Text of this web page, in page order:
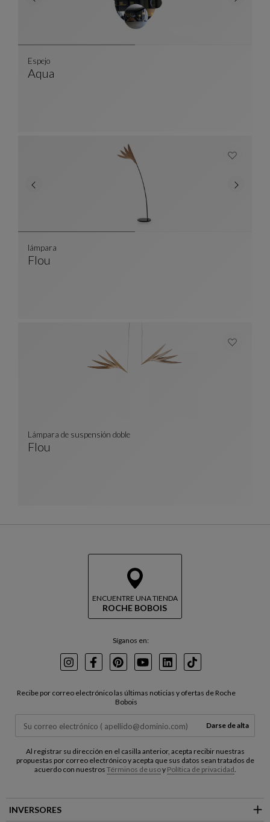
Aqua
Espejo
Flou
lámpara
Flou
Lámpara de suspensión doble
ENCUENTRE UNA TIENDA
ROCHE BOBOIS
Síganos en:
InstagramFacebookPinterest
YoutubeLinkedInTikTok
Recibe por correo electrónico las últimas noticias y ofertas de Roche
Bobois
Darse de alta
Al registrar su dirección en el casilla anterior, acepta recibir nuestras
propuestas por correo electrónico y acepta que sus datos sean tratados de
acuerdo con nuestros Términos de usoy Política de privacidad
INVERSORES